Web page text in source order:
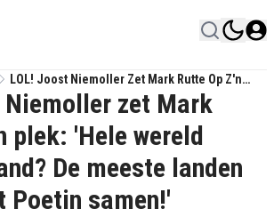
LOL! Joost Niemoller Zet Mark Rutte Op Z'n
Plek: 'Hele Wereld Tegen Rusland? De Meeste
Landen Werken Met Poetin Samen!'
Niemoller zet Mark
plek: 'Hele wereld
De meeste landen
Poetin samen!'